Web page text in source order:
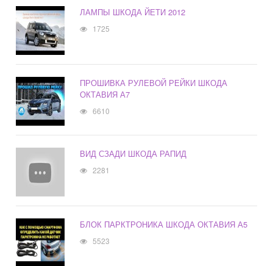
ЛАМПЫ ШКОДА ЙЕТИ 2012
1725
ПРОШИВКА РУЛЕВОЙ РЕЙКИ ШКОДА
ОКТАВИЯ А7
6610
ВИД СЗАДИ ШКОДА РАПИД
2281
БЛОК ПАРКТРОНИКА ШКОДА ОКТАВИЯ А5
5523